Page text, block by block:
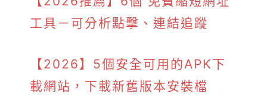
工具－可分析點擊、連結追蹤
【2026】5個安全可用的APK下
載網站，下載新舊版本安裝檔